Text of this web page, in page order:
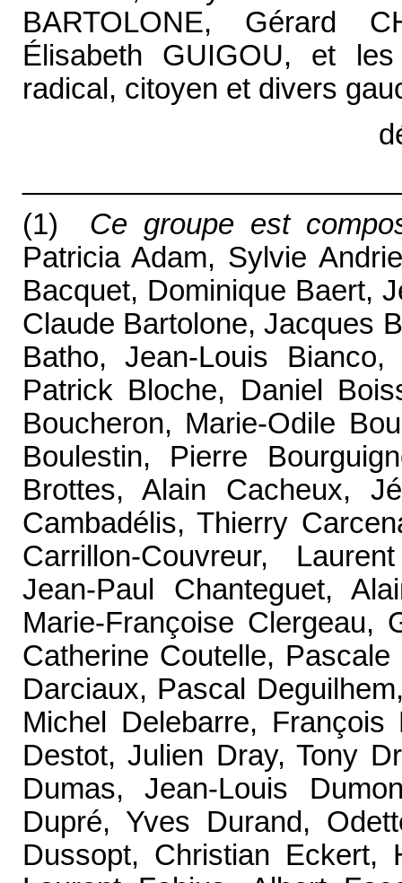
BARTOLONE, Gérard
Élisabeth GUIGOU, et
radical, citoyen et divers
(1) Ce groupe est
Patricia Adam, Sylvie
Bacquet, Dominique Baert,
Claude Bartolone, Jacques
Batho, Jean-Louis
Patrick Bloche, Daniel
Boucheron, Marie-Odile
Boulestin, Pierre
Brottes, Alain Cacheux,
Cambadélis, Thierry
Carrillon-Couvreur,
Jean-Paul Chanteguet,
Marie-Françoise Clergeau,
Catherine Coutelle,
Darciaux, Pascal
Michel Delebarre,
Destot, Julien Dray, Tony
Dumas, Jean-Louis
Dupré, Yves Durand,
Dussopt, Christian Eckert,